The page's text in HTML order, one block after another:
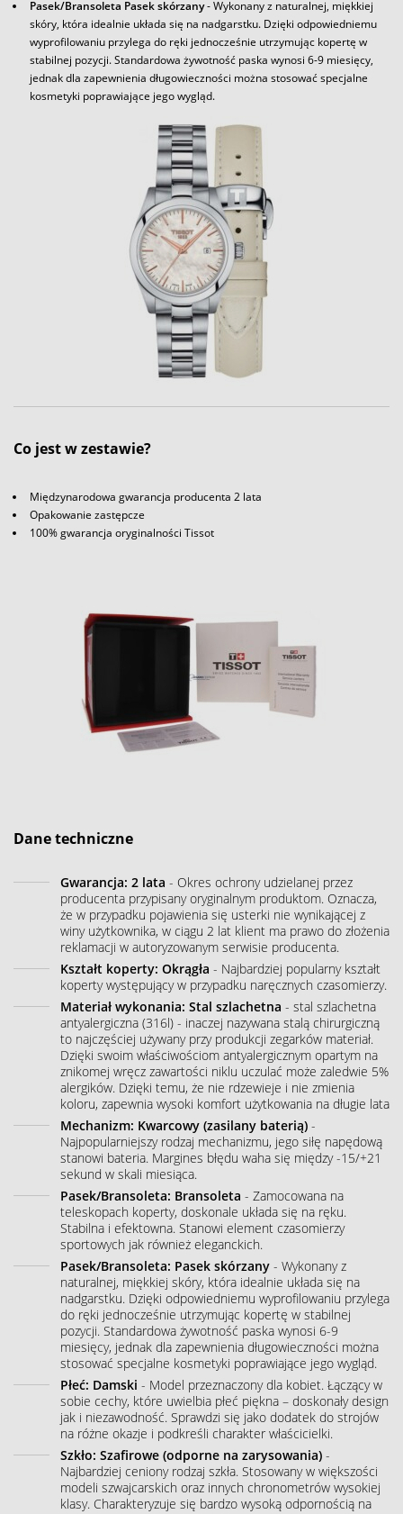
Pasek/Bransoleta Pasek skórzany- Wykonany z naturalnej, miękkiej
skóry, która idealnie układa się na nadgarstku. Dzięki odpowiedniemu
wyprofilowaniu przylega do ręki jednocześnie utrzymując kopertę w
stabilnej pozycji. Standardowa żywotność paska wynosi 6-9 miesięcy,
jednak dla zapewnienia długowieczności można stosować specjalne
kosmetyki poprawiające jego wygląd.
Co jest w zestawie?
Międzynarodowa gwarancja producenta 2 lata
Opakowanie zastępcze
100% gwarancja oryginalności Tissot
Dane techniczne
Gwarancja: 2 lata - Okres ochrony udzielanej przez
producenta przypisany oryginalnym produktom. Oznacza,
że w przypadku pojawienia się usterki nie wynikającej z
winy użytkownika, w ciągu 2 lat klient ma prawo do złożenia
reklamacji w autoryzowanym serwisie producenta.
Kształt koperty: Okrągła - Najbardziej popularny kształt
koperty występujący w przypadku naręcznych czasomierzy.
Materiał wykonania: Stal szlachetna - stal szlachetna
antyalergiczna (316l) - inaczej nazywana stalą chirurgiczną
to najczęściej używany przy produkcji zegarków materiał.
Dzięki swoim właściwościom antyalergicznym opartym na
znikomej wręcz zawartości niklu uczulać może zaledwie 5%
alergików. Dzięki temu, że nie rdzewieje i nie zmienia
koloru, zapewnia wysoki komfort użytkowania na długie lata
Mechanizm: Kwarcowy (zasilany baterią) -
Najpopularniejszy rodzaj mechanizmu, jego siłę napędową
stanowi bateria. Margines błędu waha się między -15/+21
sekund w skali miesiąca.
Pasek/Bransoleta: Bransoleta - Zamocowana na
teleskopach koperty, doskonale układa się na ręku.
Stabilna i efektowna. Stanowi element czasomierzy
sportowych jak również eleganckich.
Pasek/Bransoleta: Pasek skórzany - Wykonany z
naturalnej, miękkiej skóry, która idealnie układa się na
nadgarstku. Dzięki odpowiedniemu wyprofilowaniu przylega
do ręki jednocześnie utrzymując kopertę w stabilnej
pozycji. Standardowa żywotność paska wynosi 6-9
miesięcy, jednak dla zapewnienia długowieczności można
stosować specjalne kosmetyki poprawiające jego wygląd.
Płeć: Damski - Model przeznaczony dla kobiet. Łączący w
sobie cechy, które uwielbia płeć piękna – doskonały design
jak i niezawodność. Sprawdzi się jako dodatek do strojów
na różne okazje i podkreśli charakter właścicielki.
Szkło: Szafirowe (odporne na zarysowania) -
Najbardziej ceniony rodzaj szkła. Stosowany w większości
modeli szwajcarskich oraz innych chronometrów wysokiej
klasy. Charakteryzuje się bardzo wysoką odpornością na